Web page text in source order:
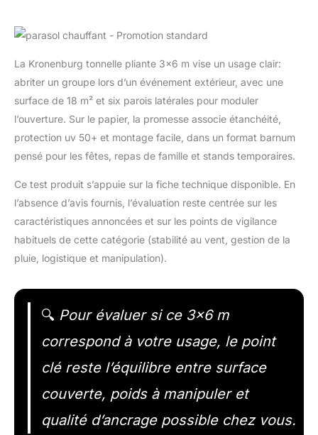
La Kronenburg tonnelle pliante 3×6 m vise un usage clair:
abriter un groupe lors d’un événement extérieur, avec une
surface de 18 m² et six parois latérales pour moduler
l’ouverture. Sur le papier, la promesse associe étanchéité,
protection uv 50+ et montage facile, dans un format barnum
pensé pour les fêtes, repas de famille et stands temporaires.
Ce test produit s’appuie sur la fiche technique disponible. En
l’absence d’avis fournis, l’évaluation reste centrée sur les
caractéristiques annoncées et sur les points de vigilance
habituels de cette catégorie (stabilité au vent, gestion de la
pluie, logistique et manipulation).
🔍 Pour évaluer si ce 3×6 m
correspond à votre usage, le point
clé reste l’équilibre entre surface
couverte, poids à manipuler et
qualité d’ancrage possible chez vous.